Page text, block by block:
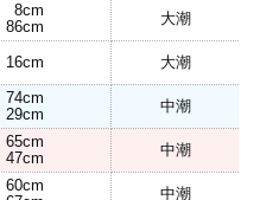
8cm
86cm
大潮
16cm 大潮
74cm
29cm
中潮
65cm
47cm
中潮
60cm
中潮